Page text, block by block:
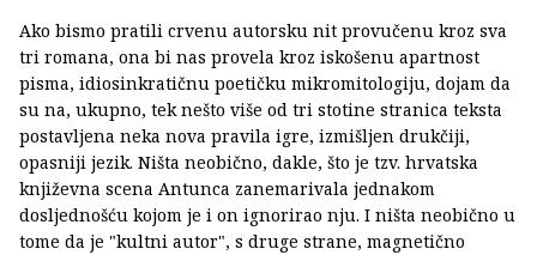
Ako bismo pratili crvenu autorsku nit provučenu kroz sva
tri romana, ona bi nas provela kroz iskošenu apartnost
pisma, idiosinkratičnu poetičku mikromitologiju, dojam da
su na, ukupno, tek nešto više od tri stotine stranica teksta
postavljena neka nova pravila igre, izmišljen drukčiji,
opasniji jezik. Ništa neobično, dakle, što je tzv. hrvatska
književna scena Antunca zanemarivala jednakom
dosljednošću kojom je i on ignorirao nju. I ništa neobično u
tome da je "kultni autor", s druge strane, magnetično